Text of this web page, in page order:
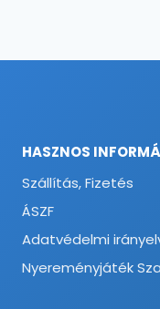
HASZNOS
Szállítás, Fizetés
ÁSZF
Adatvédelmi
Nyereményjáték